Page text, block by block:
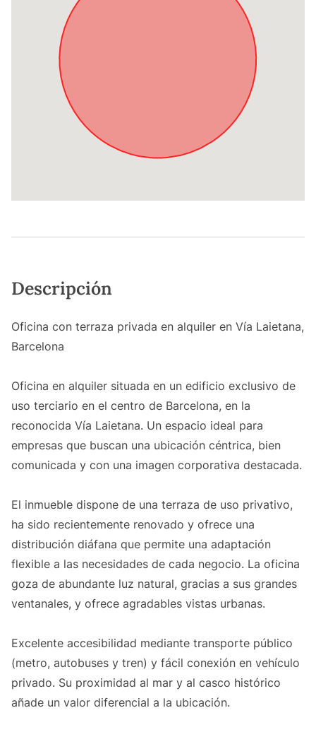
Descripción
Oficina con terraza privada en alquiler en Vía Laietana,
Barcelona
Oficina en alquiler situada en un edificio exclusivo de
uso terciario en el centro de Barcelona, en la
reconocida Vía Laietana. Un espacio ideal para
empresas que buscan una ubicación céntrica, bien
comunicada y con una imagen corporativa destacada.
El inmueble dispone de una terraza de uso privativo,
ha sido recientemente renovado y ofrece una
distribución diáfana que permite una adaptación
flexible a las necesidades de cada negocio. La oficina
goza de abundante luz natural, gracias a sus grandes
ventanales, y ofrece agradables vistas urbanas.
Excelente accesibilidad mediante transporte público
(metro, autobuses y tren) y fácil conexión en vehículo
privado. Su proximidad al mar y al casco histórico
añade un valor diferencial a la ubicación.